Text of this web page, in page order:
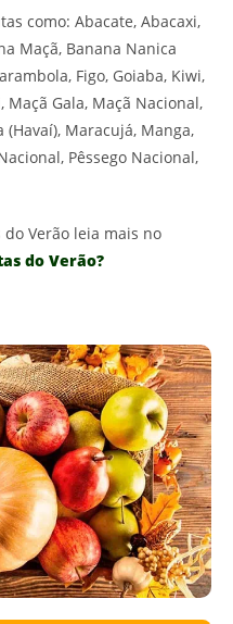
como: Abacate, Abacaxi,
Maçã, Banana Nanica
Figo, Goiaba, Kiwi,
Maçã Gala, Maçã Nacional,
(Havaí), Maracujá, Manga,
Pêssego Nacional,
Verão leia mais no
do Verão?